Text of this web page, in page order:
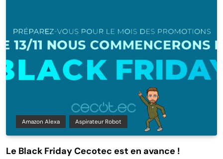
Amazon Alexa Aspirateur Robot
Le Black Friday Cecotec est en avance !